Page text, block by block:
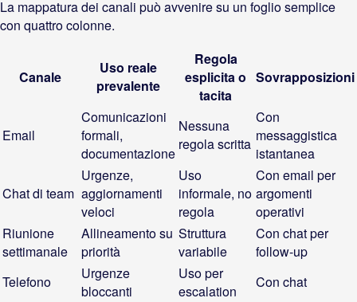
La mappatura dei canali può avvenire su un foglio semplice
con quattro colonne.
Canale
Uso reale
prevalente
Regola
esplicita o
tacita
Sovrapposizioni
Email
Comunicazioni
formali,
documentazione
Nessuna
regola scritta
Con
messaggistica
istantanea
Chat di team
Urgenze,
aggiornamenti
veloci
Uso
informale, no
regola
Con email per
argomenti
operativi
Riunione
settimanale
Allineamento su
priorità
Struttura
variabile
Con chat per
follow-up
Telefono
Urgenze
bloccanti
Uso per
escalation
Con chat